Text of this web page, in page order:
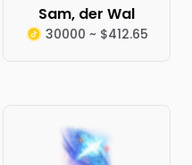
Sam, der Wal
30000 ~ $412.65